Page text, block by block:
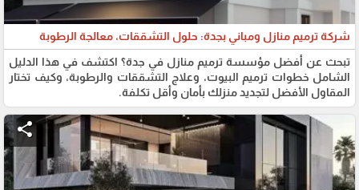
​شركة ترميم منازل ومباني بجدة: حلول التشققات، معالجة الرطوبة
تبحث عن أفضل مؤسسة ترميم منازل في جدة؟ اكتشف في هذا الدليل
الشامل خطوات ترميم البيوت، وعلاج التشققات والرطوبة، وكيف تختار
المقاول الأفضل لتجديد منزلك بأمان وأقل تكلفة.
share